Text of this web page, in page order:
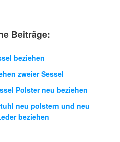
Beiträge:
beziehen
zweier Sessel
Polster neu beziehen
neu polstern und neu
beziehen